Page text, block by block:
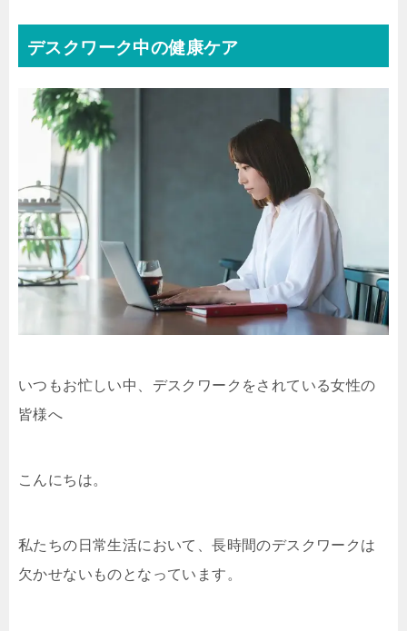
デスクワーク中の健康ケア
いつもお忙しい中、デスクワークをされている女性の
皆様へ
こんにちは。
私たちの日常生活において、長時間のデスクワークは
欠かせないものとなっています。